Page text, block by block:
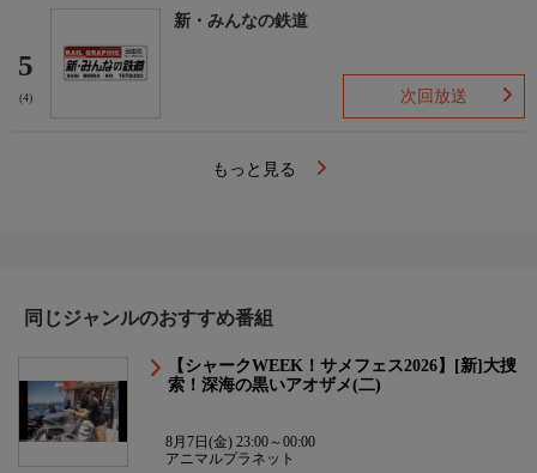
5
(4)
新・みんなの鉄道
次回放送
もっと見る
同じジャンルのおすすめ番組
【シャークWEEK！サメフェス2026】[新]大捜
索！深海の黒いアオザメ(二)
8月7日(金) 23:00～00:00
アニマルプラネット